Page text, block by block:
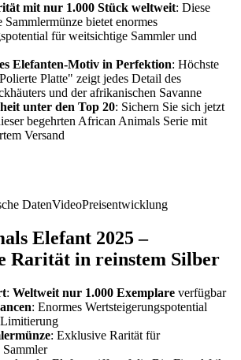
mit nur 1.000 Stück weltweit: Diese
Sammlermünze bietet enormes
für weitsichtige Sammler und
Elefanten-Motiv in Perfektion: Höchste
Platte" zeigt jedes Detail des
und der afrikanischen Savanne
unter den Top 20: Sichern Sie sich jetzt
begehrten African Animals Serie mit
Versand
DatenVideoPreisentwicklung
Elefant 2025 –
Rarität in reinstem Silber
: Weltweit nur 1.000 Exemplare verfügbar
: Enormes Wertsteigerungspotential
: Exklusive Rarität für